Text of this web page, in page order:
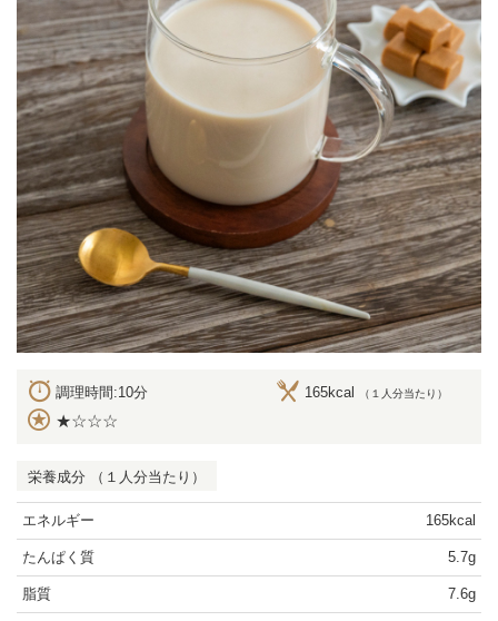
調理時間:10分 165kcal （１人分当たり）
★☆☆☆
栄養成分 （１人分当たり）
エネルギー 165kcal
たんぱく質 5.7g
脂質 7.6g